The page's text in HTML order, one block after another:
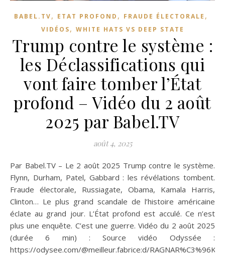
BABEL.TV, ETAT PROFOND , FRAUDE ÉLECTORALE ,
VIDÉOS, WHITE HATS VS DEEP STATE
Trump contre le système :
les Déclassifications qui
vont faire tomber l’État
profond – Vidéo du 2 août
2025 par Babel.TV
août 4, 2025
Par Babel.TV – Le 2 août 2025 Trump contre le système.
Flynn, Durham, Patel, Gabbard : les révélations tombent.
Fraude électorale, Russiagate, Obama, Kamala Harris,
Clinton… Le plus grand scandale de l’histoire américaine
éclate au grand jour. L’État profond est acculé. Ce n’est
plus une enquête. C’est une guerre. Vidéo du 2 août 2025
(durée 6 min) : Source vidéo Odyssée :
https://odysee.com/@meilleur.fabrice:d/RAGNAR%C3%96K-